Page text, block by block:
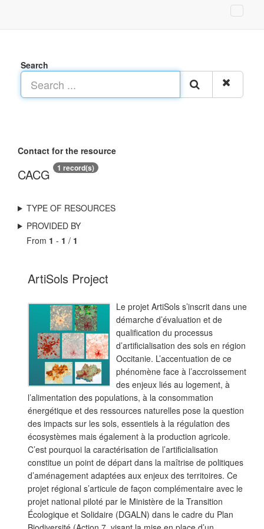
Search
Contact for the resource
CACG 1 record(s)
TYPE OF RESOURCES
PROVIDED BY
From 1 - 1 / 1
ArtiSols Project
Le projet ArtiSols s’inscrit dans une
démarche d’évaluation et de
qualification du processus
d’artificialisation des sols en région
Occitanie. L’accentuation de ce
phénomène face à l’accroissement
des enjeux liés au logement, à
l’alimentation des populations, à la consommation
énergétique et des ressources naturelles pose la question
des impacts sur les sols, essentiels à la régulation des
écosystèmes mais également à la production agricole.
C’est pourquoi la caractérisation de l’artificialisation
constitue un point de départ dans la maîtrise de politiques
d’aménagement adaptées aux enjeux des territoires. Ce
projet régional s’articule de façon complémentaire avec le
projet national piloté par le Ministère de la Transition
Écologique et Solidaire (DGALN) dans le cadre du Plan